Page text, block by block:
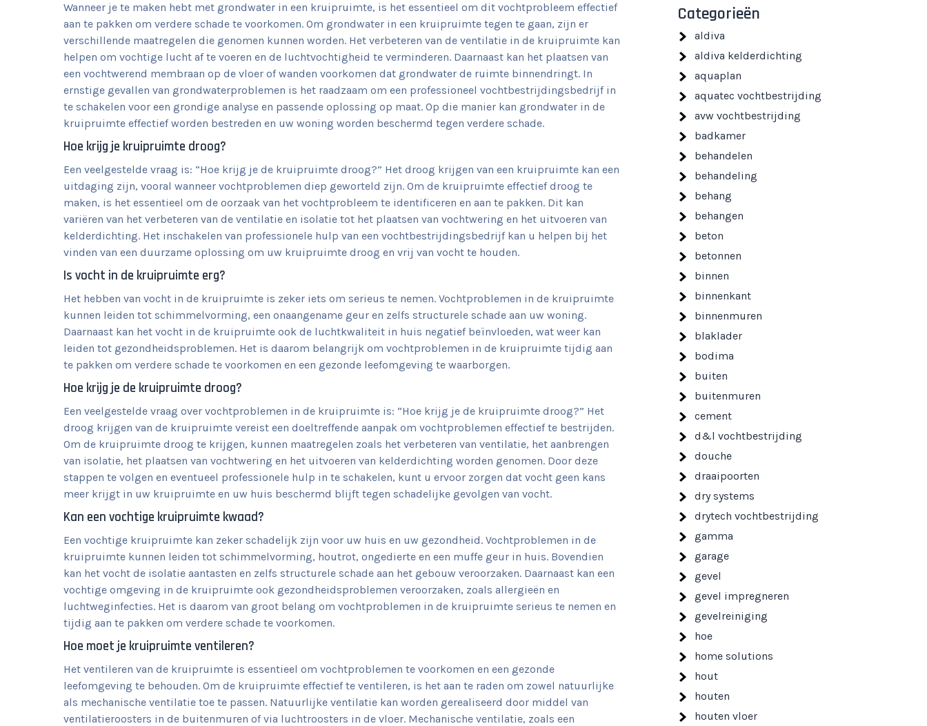
Wanneer je te maken hebt met grondwater in een kruipruimte, is het essentieel om dit vochtprobleem effectief
aan te pakken om verdere schade te voorkomen. Om grondwater in een kruipruimte tegen te gaan, zijn er
verschillende maatregelen die genomen kunnen worden. Het verbeteren van de ventilatie in de kruipruimte kan
helpen om vochtige lucht af te voeren en de luchtvochtigheid te verminderen. Daarnaast kan het plaatsen van
een vochtwerend membraan op de vloer of wanden voorkomen dat grondwater de ruimte binnendringt. In
ernstige gevallen van grondwaterproblemen is het raadzaam om een professioneel vochtbestrijdingsbedrijf in
te schakelen voor een grondige analyse en passende oplossing op maat. Op die manier kan grondwater in de
kruipruimte effectief worden bestreden en uw woning worden beschermd tegen verdere schade.
Hoe krijg je kruipruimte droog?
Een veelgestelde vraag is: “Hoe krijg je de kruipruimte droog?” Het droog krijgen van een kruipruimte kan een
uitdaging zijn, vooral wanneer vochtproblemen diep geworteld zijn. Om de kruipruimte effectief droog te
maken, is het essentieel om de oorzaak van het vochtprobleem te identificeren en aan te pakken. Dit kan
variëren van het verbeteren van de ventilatie en isolatie tot het plaatsen van vochtwering en het uitvoeren van
kelderdichting. Het inschakelen van professionele hulp van een vochtbestrijdingsbedrijf kan u helpen bij het
vinden van een duurzame oplossing om uw kruipruimte droog en vrij van vocht te houden.
Is vocht in de kruipruimte erg?
Het hebben van vocht in de kruipruimte is zeker iets om serieus te nemen. Vochtproblemen in de kruipruimte
kunnen leiden tot schimmelvorming, een onaangename geur en zelfs structurele schade aan uw woning.
Daarnaast kan het vocht in de kruipruimte ook de luchtkwaliteit in huis negatief beïnvloeden, wat weer kan
leiden tot gezondheidsproblemen. Het is daarom belangrijk om vochtproblemen in de kruipruimte tijdig aan
te pakken om verdere schade te voorkomen en een gezonde leefomgeving te waarborgen.
Hoe krijg je de kruipruimte droog?
Een veelgestelde vraag over vochtproblemen in de kruipruimte is: “Hoe krijg je de kruipruimte droog?” Het
droog krijgen van de kruipruimte vereist een doeltreffende aanpak om vochtproblemen effectief te bestrijden.
Om de kruipruimte droog te krijgen, kunnen maatregelen zoals het verbeteren van ventilatie, het aanbrengen
van isolatie, het plaatsen van vochtwering en het uitvoeren van kelderdichting worden genomen. Door deze
stappen te volgen en eventueel professionele hulp in te schakelen, kunt u ervoor zorgen dat vocht geen kans
meer krijgt in uw kruipruimte en uw huis beschermd blijft tegen schadelijke gevolgen van vocht.
Kan een vochtige kruipruimte kwaad?
Een vochtige kruipruimte kan zeker schadelijk zijn voor uw huis en uw gezondheid. Vochtproblemen in de
kruipruimte kunnen leiden tot schimmelvorming, houtrot, ongedierte en een muffe geur in huis. Bovendien
kan het vocht de isolatie aantasten en zelfs structurele schade aan het gebouw veroorzaken. Daarnaast kan een
vochtige omgeving in de kruipruimte ook gezondheidsproblemen veroorzaken, zoals allergieën en
luchtweginfecties. Het is daarom van groot belang om vochtproblemen in de kruipruimte serieus te nemen en
tijdig aan te pakken om verdere schade te voorkomen.
Hoe moet je kruipruimte ventileren?
Het ventileren van de kruipruimte is essentieel om vochtproblemen te voorkomen en een gezonde
leefomgeving te behouden. Om de kruipruimte effectief te ventileren, is het aan te raden om zowel natuurlijke
als mechanische ventilatie toe te passen. Natuurlijke ventilatie kan worden gerealiseerd door middel van
ventilatieroosters in de buitenmuren of via luchtroosters in de vloer. Mechanische ventilatie, zoals een
Categorieën
aldiva
aldiva kelderdichting
aquaplan
aquatec vochtbestrijding
avw vochtbestrijding
badkamer
behandelen
behandeling
behang
behangen
beton
betonnen
binnen
binnenkant
binnenmuren
blaklader
bodima
buiten
buitenmuren
cement
d&l vochtbestrijding
douche
draaipoorten
dry systems
drytech vochtbestrijding
gamma
garage
gevel
gevel impregneren
gevelreiniging
hoe
home solutions
hout
houten
houten vloer